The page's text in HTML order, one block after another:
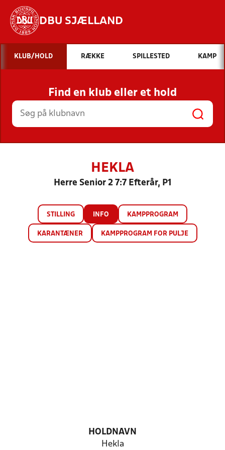
DBU SJÆLLAND
Hvad vil du søge efter?
INDHOLD OG NYHEDER
STILLINGER, RESULTATER, KLUBBER OG
HOLD
KLUB/HOLD RÆKKE SPILLESTED KAMP
Find en klub eller et hold
HEKLA
Herre Senior 2 7:7 Efterår, P1
STILLING INFO KAMPPROGRAM
KARANTÆNER KAMPPROGRAM FOR PULJE
HOLDNAVN
Hekla